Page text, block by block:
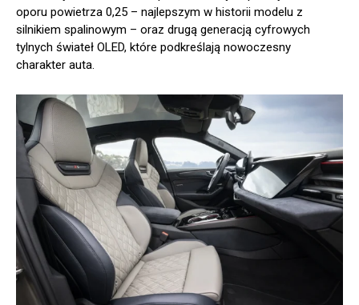
oporu powietrza 0,25 – najlepszym w historii modelu z
silnikiem spalinowym – oraz drugą generacją cyfrowych
tylnych świateł OLED, które podkreślają nowoczesny
charakter auta.